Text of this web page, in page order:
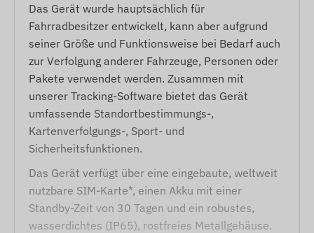
Das Gerät wurde hauptsächlich für
Fahrradbesitzer entwickelt, kann aber aufgrund
seiner Größe und Funktionsweise bei Bedarf auch
zur Verfolgung anderer Fahrzeuge, Personen oder
Pakete verwendet werden. Zusammen mit
unserer Tracking-Software bietet das Gerät
umfassende Standortbestimmungs-,
Kartenverfolgungs-, Sport- und
Sicherheitsfunktionen.
Das Gerät verfügt über eine eingebaute, weltweit
nutzbare SIM-Karte*, einen Akku mit einer
Standby-Zeit von 30 Tagen und ein robustes,
wasserdichtes (IP65), rostfreies Metallgehäuse.